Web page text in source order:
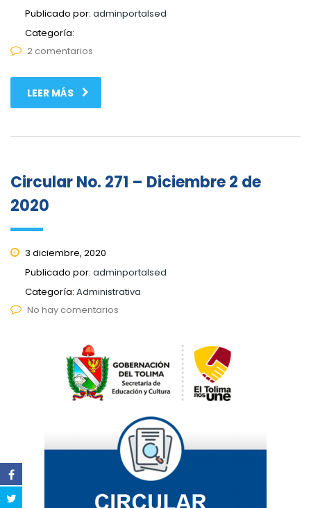
Publicado por: adminportalsed
Categoría:
2 comentarios
LEER MÁS
Circular No. 271 – Diciembre 2 de
2020
3 diciembre, 2020
Publicado por: adminportalsed
Categoría: Administrativa
No hay comentarios